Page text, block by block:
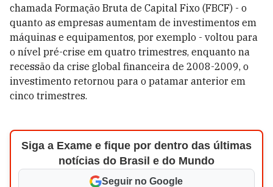
chamada Formação Bruta de Capital Fixo (FBCF) - o
quanto as empresas aumentam de investimentos em
máquinas e equipamentos, por exemplo - voltou para
o nível pré-crise em quatro trimestres, enquanto na
recessão da crise global financeira de 2008-2009, o
investimento retornou para o patamar anterior em
cinco trimestres.
Siga a Exame e fique por dentro das últimas
notícias do Brasil e do Mundo
Seguir no Google